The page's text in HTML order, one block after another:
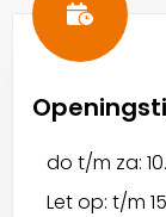
do t/m za:
Let op: t/m